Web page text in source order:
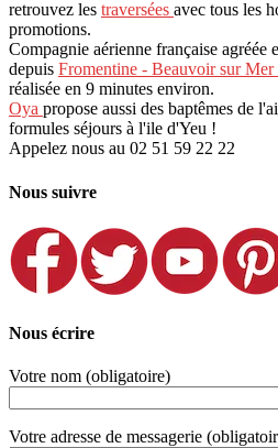
retrouvez les traversées avec tous les
promotions.
Compagnie aérienne française agréée
depuis Fromentine - Beauvoir sur Mer
réalisée en 9 minutes environ.
Oya propose aussi des baptêmes de
formules séjours à l'ile d'Yeu !
Appelez nous au 02 51 59 22 22
Nous suivre
Nous écrire
Votre nom (obligatoire)
Votre adresse de messagerie